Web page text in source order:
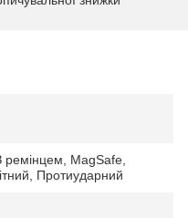
ремінцем, MagSafe,
Протиударний